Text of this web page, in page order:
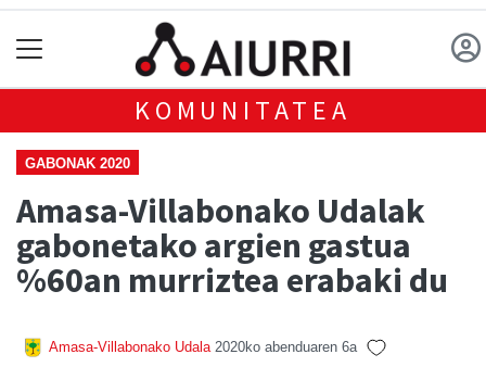
KOMUNITATEA
GABONAK 2020
Amasa-Villabonako Udalak
gabonetako argien gastua
%60an murriztea erabaki du
Amasa-Villabonako Udala 2020ko abenduaren 6a